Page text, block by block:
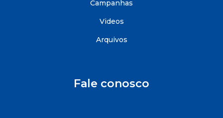
Campanhas
Videos
Arquivos
Fale conosco